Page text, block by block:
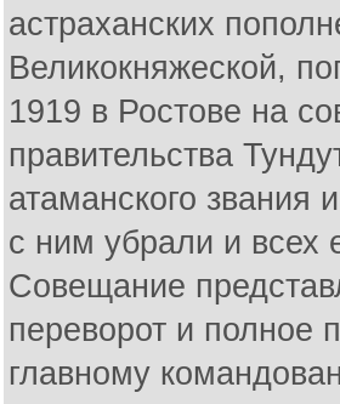
астраханских
Великокняжеской,
1919 в Ростове на
правительства
атаманского звания
с ним убрали и всех
Совещание
переворот и полное
главному